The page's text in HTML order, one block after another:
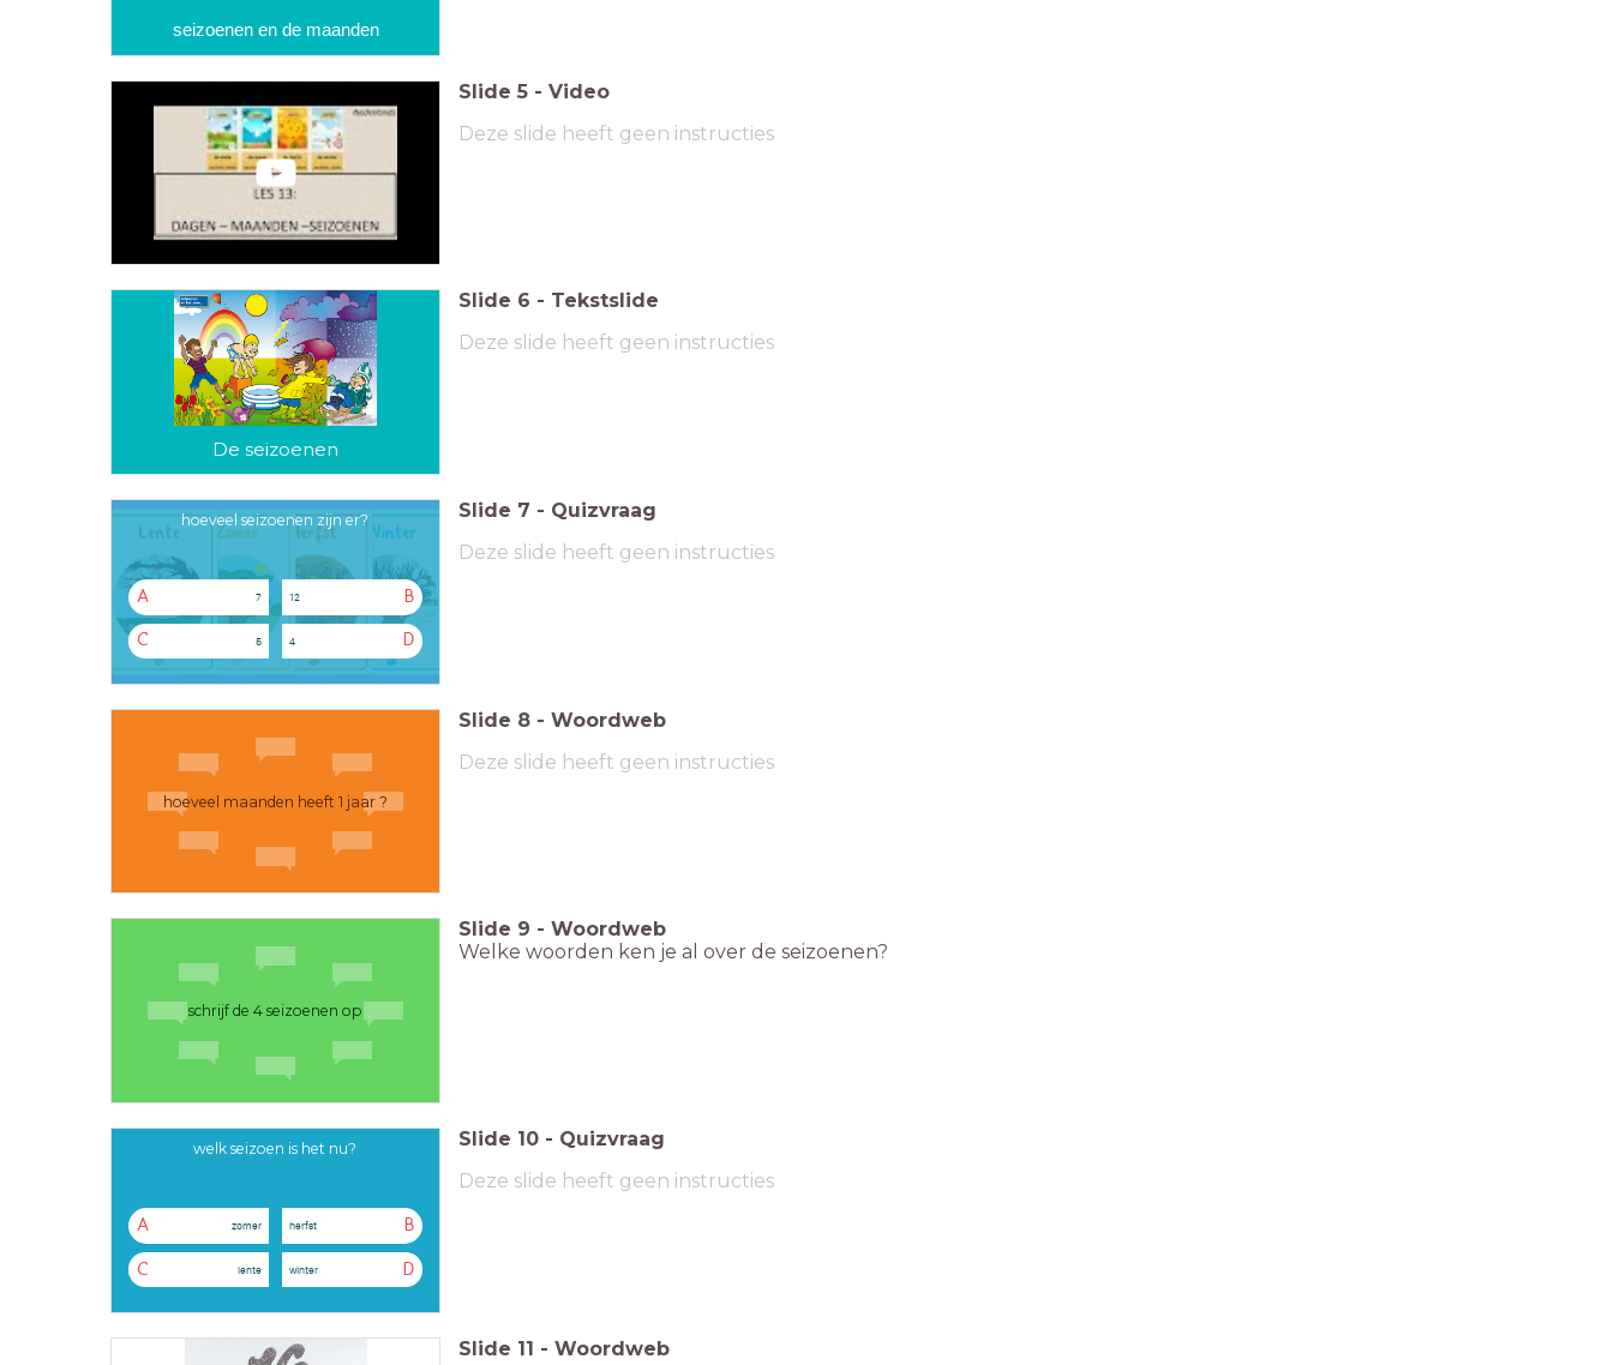
seizoenen en de maanden
Slide 5 - Video
Deze slide heeft geen instructies
De seizoenen
Slide 6 - Tekstslide
Deze slide heeft geen instructies
hoeveel seizoenen zijn er?
A 7 B
12
C 5 D
4
Slide 7 - Quizvraag
Deze slide heeft geen instructies
hoeveel maanden heeft 1 jaar ?
Slide 8 - Woordweb
Deze slide heeft geen instructies
schrijf de 4 seizoenen op
Slide 9 - Woordweb
Welke woorden ken je al over de seizoenen?
welk seizoen is het nu?
A zomer B
herfst
C lente D
winter
Slide 10 - Quizvraag
Deze slide heeft geen instructies
Slide 11 - Woordweb